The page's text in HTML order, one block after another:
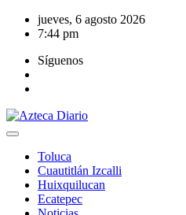
Saltar
jueves, 6 agosto 2026
7:44 pm
Síguenos
Toluca
Cuautitlán Izcalli
Huixquilucan
Ecatepec